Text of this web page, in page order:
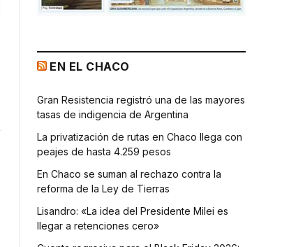
EN EL CHACO
Gran Resistencia registró una de las mayores
tasas de indigencia de Argentina
La privatización de rutas en Chaco llega con
peajes de hasta 4.259 pesos
En Chaco se suman al rechazo contra la
reforma de la Ley de Tierras
Lisandro: «La idea del Presidente Milei es
llegar a retenciones cero»